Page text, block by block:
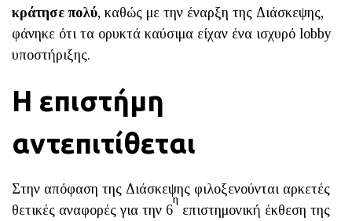
κράτησε πολύ, καθώς με την έναρξη της Διάσκεψης,
φάνηκε ότι τα ορυκτά καύσιμα είχαν ένα ισχυρό lobby
υποστήριξης.
Η επιστήμη
αντεπιτίθεται
Στην απόφαση της Διάσκεψης φιλοξενούνται αρκετές
θετικές αναφορές για την 6
η
επιστημονική έκθεση της